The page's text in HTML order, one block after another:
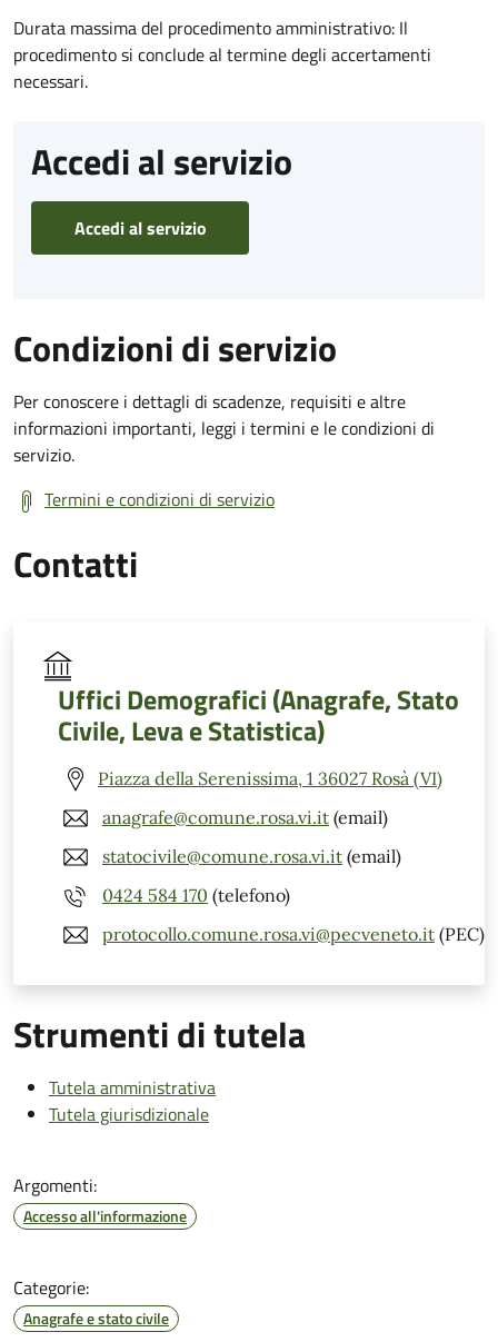
Durata massima del procedimento amministrativo: Il
procedimento si conclude al termine degli accertamenti
necessari.
Accedi al servizio
Accedi al servizio
Condizioni di servizio
Per conoscere i dettagli di scadenze, requisiti e altre
informazioni importanti, leggi i termini e le condizioni di
servizio.
Termini e condizioni di servizio
Contatti
Uffici Demografici (Anagrafe, Stato
Civile, Leva e Statistica)
Piazza della Serenissima, 1 36027 Rosà (VI)
anagrafe@comune.rosa.vi.it (email)
statocivile@comune.rosa.vi.it (email)
0424 584 170 (telefono)
protocollo.comune.rosa.vi@pecveneto.it (PEC)
Strumenti di tutela
Tutela amministrativa
Tutela giurisdizionale
Argomenti:
Accesso all'informazione
Categorie:
Anagrafe e stato civile